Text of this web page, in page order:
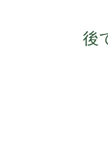
後